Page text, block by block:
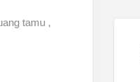
tamu ,